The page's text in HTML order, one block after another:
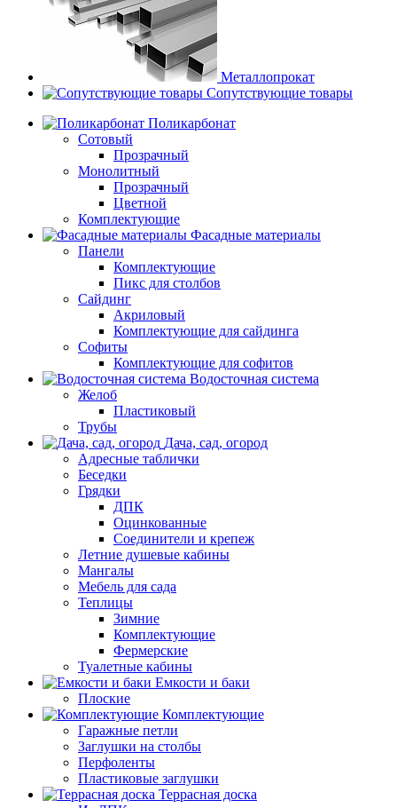
Металлопрокат
Сопутствующие товары
Поликарбонат
Сотовый
Прозрачный
Монолитный
Прозрачный
Цветной
Комплектующие
Фасадные материалы
Панели
Комплектующие
Пикс для столбов
Сайдинг
Акриловый
Комплектующие для сайдинга
Софиты
Комплектующие для софитов
Водосточная система
Желоб
Пластиковый
Трубы
Дача, сад, огород
Адресные таблички
Беседки
Грядки
ДПК
Оцинкованные
Соединители и крепеж
Летние душевые кабины
Мангалы
Мебель для сада
Теплицы
Зимние
Комплектующие
Фермерские
Туалетные кабины
Емкости и баки
Плоские
Комплектующие
Гаражные петли
Заглушки на столбы
Перфоленты
Пластиковые заглушки
Террасная доска